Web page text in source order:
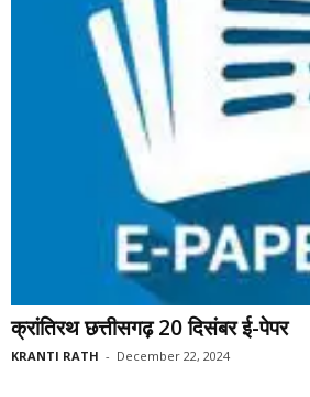
क्रांतिरथ छत्तीसगढ़ 20 दिसंबर ई-पेपर
KRANTI RATH - December 22, 2024